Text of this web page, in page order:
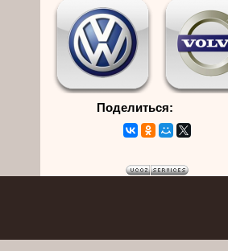
Поделиться: